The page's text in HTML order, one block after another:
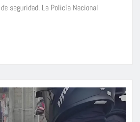
seguridad. La Policía Nacional